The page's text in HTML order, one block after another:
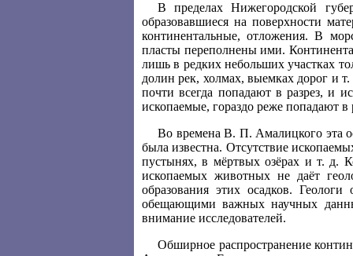
В пределах Нижегородской
образовавшиеся на поверхности
континентальные, отложения. В
пласты переполнены ими.
лишь в редких небольших участках
долин рек, холмах, выемках дорог и
почти всегда попадают в разрез, и
ископаемые, гораздо реже попадают
Во времена В. П. Амалицкого эта
была известна. Отсутствие
пустынях, в мёртвых озёрах и т. д.
ископаемых животных не даёт
образования этих осадков.
обещающими важных научных
внимание исследователей.
Обширное распространение